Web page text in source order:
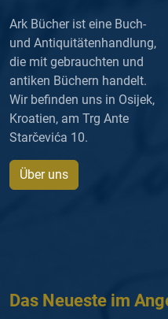
Ark Bücher ist eine Buch-
und Antiquitätenhandlung,
die mit gebrauchten und
antiken Büchern handelt.
Wir befinden uns in Osijek,
Kroatien, am Trg Ante
Starčevića 10.
Über uns
Das Neueste im